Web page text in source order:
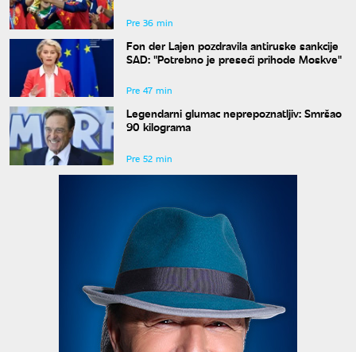
Pre 36 min
Fon der Lajen pozdravila antiruske sankcije
SAD: "Potrebno je preseći prihode Moskve"
Pre 47 min
Legendarni glumac neprepoznatljiv: Smršao
90 kilograma
Pre 52 min